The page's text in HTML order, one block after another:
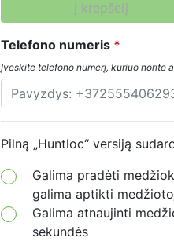
Į krepšelį
Telefono numeris *
Įveskite telefono numerį, kuriuo norite
Pilną „Huntloc“ versiją
Galima pradėti
galima aptikti
Galima atnaujinti
sekundės